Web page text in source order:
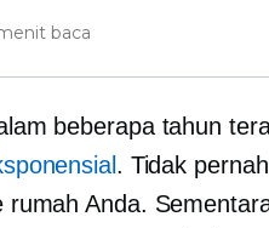
baca
beberapa tahun
. Tidak
rumah Anda.